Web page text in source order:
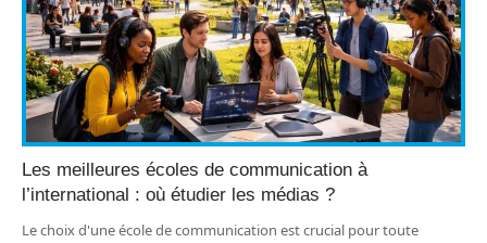
Les meilleures écoles de communication à
l’international : où étudier les médias ?
Le choix d'une école de communication est crucial pour toute